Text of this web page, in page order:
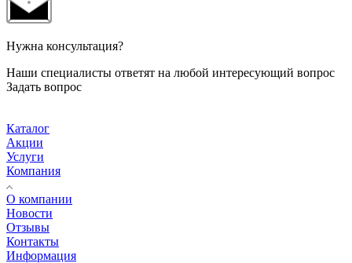
Нужна консультация?
Наши специалисты ответят на любой интересующий вопрос
Задать вопрос
Каталог
Акции
Услуги
Компания
О компании
Новости
Отзывы
Контакты
Информация